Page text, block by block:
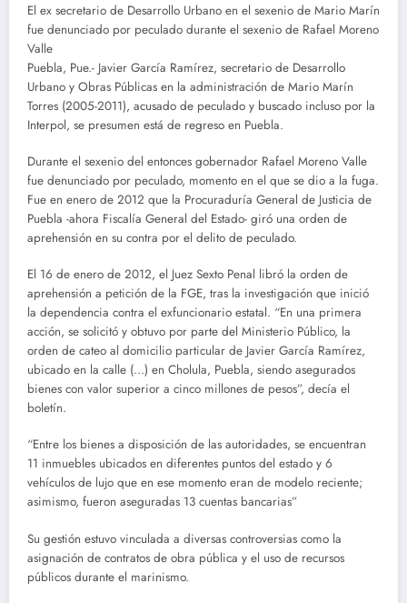
El ex secretario de Desarrollo Urbano en el sexenio de Mario Marín
fue denunciado por peculado durante el sexenio de Rafael Moreno
Valle
Puebla, Pue.- Javier García Ramírez, secretario de Desarrollo
Urbano y Obras Públicas en la administración de Mario Marín
Torres (2005-2011), acusado de peculado y buscado incluso por la
Interpol, se presumen está de regreso en Puebla.
Durante el sexenio del entonces gobernador Rafael Moreno Valle
fue denunciado por peculado, momento en el que se dio a la fuga.
Fue en enero de 2012 que la Procuraduría General de Justicia de
Puebla -ahora Fiscalía General del Estado- giró una orden de
aprehensión en su contra por el delito de peculado.
El 16 de enero de 2012, el Juez Sexto Penal libró la orden de
aprehensión a petición de la FGE, tras la investigación que inició
la dependencia contra el exfuncionario estatal. “En una primera
acción, se solicitó y obtuvo por parte del Ministerio Público, la
orden de cateo al domicilio particular de Javier García Ramírez,
ubicado en la calle (…) en Cholula, Puebla, siendo asegurados
bienes con valor superior a cinco millones de pesos”, decía el
boletín.
“Entre los bienes a disposición de las autoridades, se encuentran
11 inmuebles ubicados en diferentes puntos del estado y 6
vehículos de lujo que en ese momento eran de modelo reciente;
asimismo, fueron aseguradas 13 cuentas bancarias”
Su gestión estuvo vinculada a diversas controversias como la
asignación de contratos de obra pública y el uso de recursos
públicos durante el marinismo.